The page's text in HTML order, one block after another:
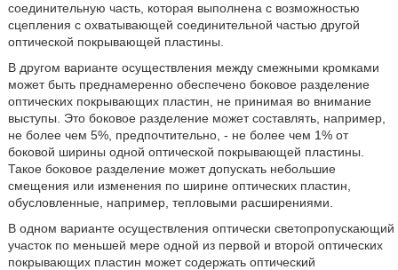
соединительную часть, которая выполнена с возможностью
сцепления с охватывающей соединительной частью другой
оптической покрывающей пластины.
В другом варианте осуществления между смежными кромками
может быть преднамеренно обеспечено боковое разделение
оптических покрывающих пластин, не принимая во внимание
выступы. Это боковое разделение может составлять, например,
не более чем 5%, предпочтительно, - не более чем 1% от
боковой ширины одной оптической покрывающей пластины.
Такое боковое разделение может допускать небольшие
смещения или изменения по ширине оптических пластин,
обусловленные, например, тепловыми расширениями.
В одном варианте осуществления оптически светопропускающий
участок по меньшей мере одной из первой и второй оптических
покрывающих пластин может содержать оптический